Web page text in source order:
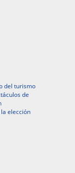
del turismo
de
elección